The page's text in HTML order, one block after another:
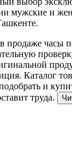
мужские и
продаже часы
Каталог
и
труда.